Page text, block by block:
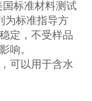
国标准材料测试
为标准指导方
定，不受样品
响。
可以用于含水